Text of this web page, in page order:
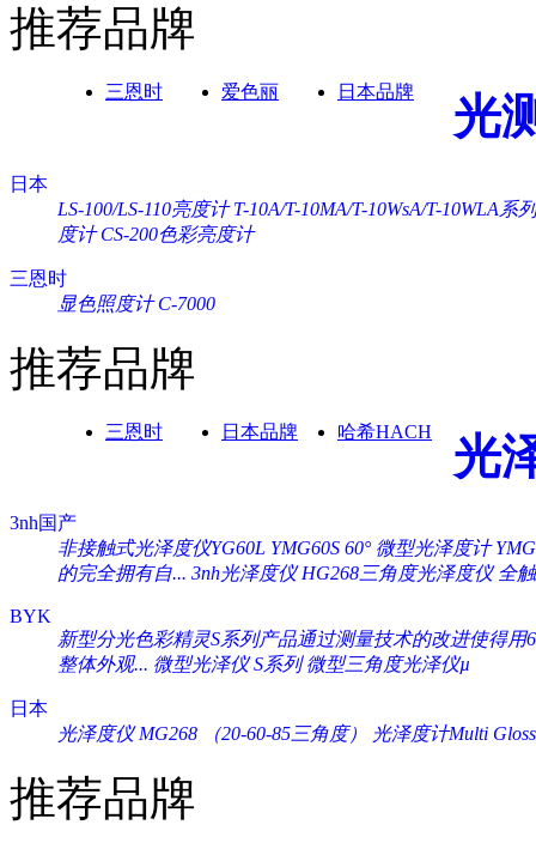
推荐品牌
三恩时 爱色丽 日本品牌 光
日本
LS-100/LS-110亮度计 T-10A/T-10MA/T-10WsA/T-10WLA系
度计 CS-200色彩亮度计
三恩时
显色照度计 C-7000
推荐品牌
三恩时 日本品牌 哈希HACH 光
3nh国产
非接触式光泽度仪YG60L YMG60S 60° 微型光泽度计
的完全拥有自... 3nh光泽度仪 HG268三角度光泽度仪 全
BYK
新型分光色彩精灵S系列产品通过测量技术的改进使得用
整体外观... 微型光泽仪 S系列 微型三角度光泽仪µ
日本
光泽度仪 MG268 （20-60-85三角度）
光泽度计Multi
推荐品牌